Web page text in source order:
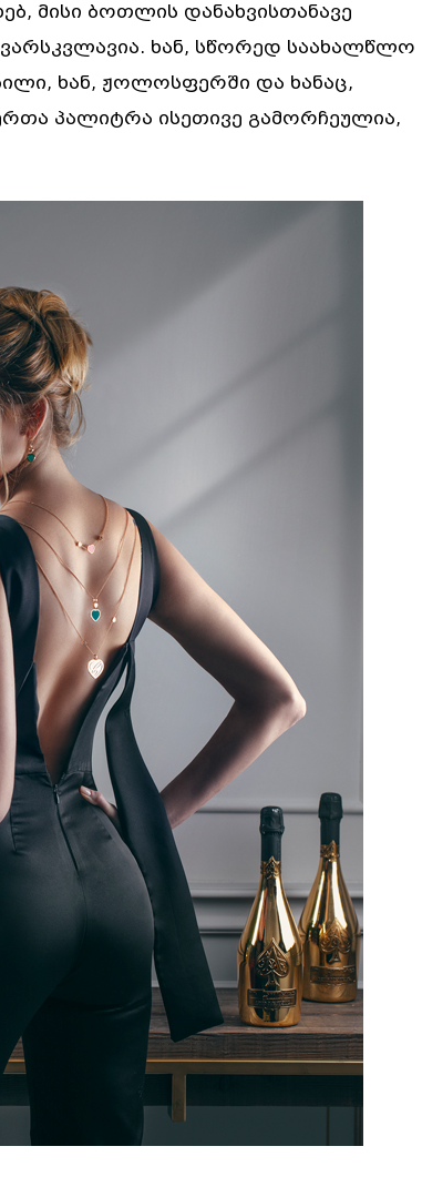
მისი ბოთლის დანახვისთანავე
ხან, სწორედ საახალწლო
ხან, ჟოლოსფერში და ხანაც,
პალიტრა ისეთივე გამორჩეულია,